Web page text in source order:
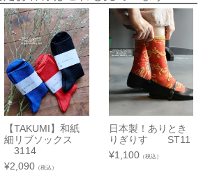
【TAKUMI】和紙
細リブソックス
3114
¥2,090 （税込）
日本製！ありとき
りぎりす ST11
¥1,100（税込）